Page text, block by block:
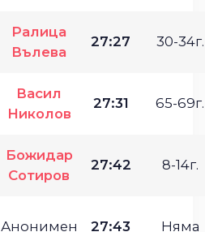
Ралица
Вълева
27:27 30-34г.
Васил
Николов
27:31 65-69г.
Божидар
Сотиров
27:42 8-14г.
Анонимен 27:43 Няма